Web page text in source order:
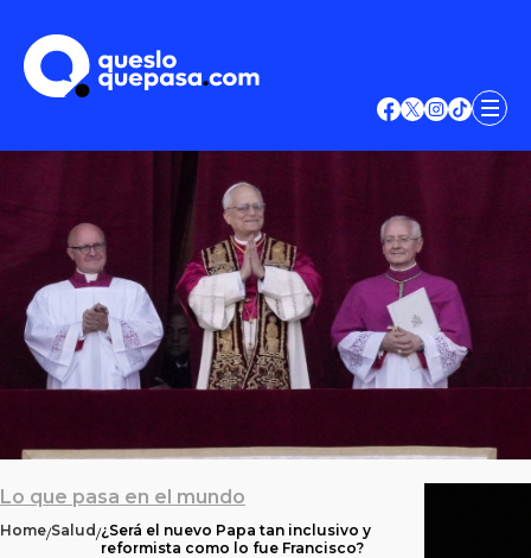
Lo que pasa en el mundo
Home/Salud/¿Será el nuevo Papa tan inclusivo y
reformista como lo fue Francisco?